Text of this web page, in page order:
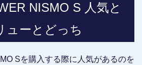
NISMO S 人気と
ューとどっち
Sを購入する際に人気があるのを